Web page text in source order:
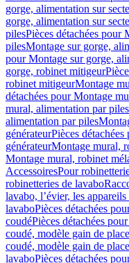
gorge, alimentation sur
gorge, alimentation sur
pilesPièces détachées pour
pilesMontage sur gorge,
pour Montage sur gorge,
gorge, robinet mitigeur
robinet mitigeurMontage
détachées pour Montage
mural, alimentation par piles
alimentation par piles
générateurPièces
générateurMontage mural,
Montage mural, robinet
AccessoiresPour
robinetteries de lavabo
lavabo, l’évier, les
lavaboPièces détachées
coudéPièces détachées
coudé, modèle gain de place
coudé, modèle gain de place
lavaboPièces détachées